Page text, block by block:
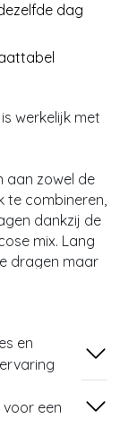
en
voor een
dag
is werkelijk met
aan zowel de
te combineren,
dankzij de
mix. Lang
dragen maar
van onze